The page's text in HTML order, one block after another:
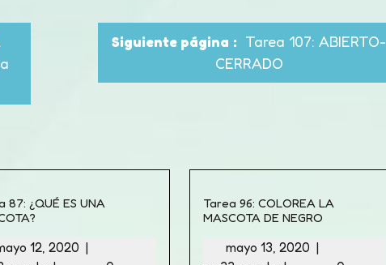
Siguiente página
Tarea 107: ABIERTO-
CERRADO
87: ¿QUÉ ES UNA
12, 2020 |
Tarea 96: COLOREA LA
MASCOTA DE NEGRO
mayo 13, 2020 |